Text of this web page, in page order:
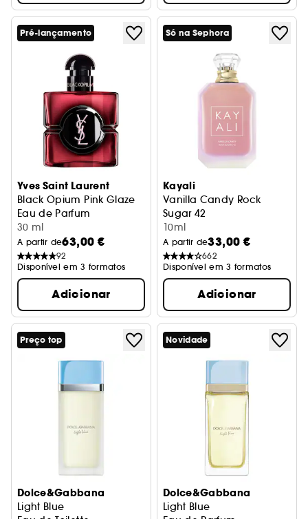
Pré-lançamento
Yves Saint Laurent
Black Opium Pink Glaze
Eau de Parfum
30 ml
A partir de63,00 €
92
Disponível em 3 formatos
Adicionar
Só na Sephora
Kayali
Vanilla Candy Rock
Sugar 42
Eau de Parfum
10ml
A partir de33,00 €
662
Disponível em 3 formatos
Adicionar
Preço top
Dolce&Gabbana
Light Blue
Novidade
Dolce&Gabbana
Light Blue